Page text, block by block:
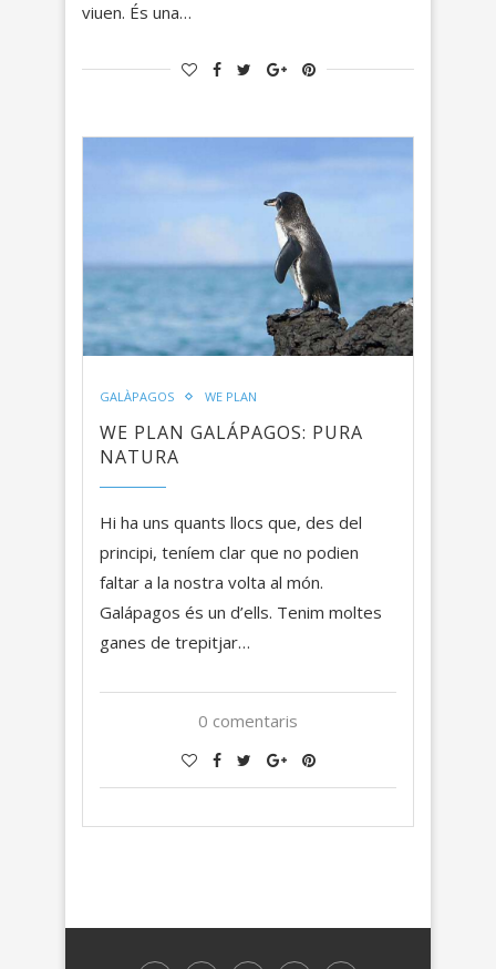
viuen. És una…
GALÀPAGOS WE PLAN
WE PLAN GALÁPAGOS: PURA
NATURA
Hi ha uns quants llocs que, des del
principi, teníem clar que no podien
faltar a la nostra volta al món.
Galápagos és un d’ells. Tenim moltes
ganes de trepitjar…
0 comentaris